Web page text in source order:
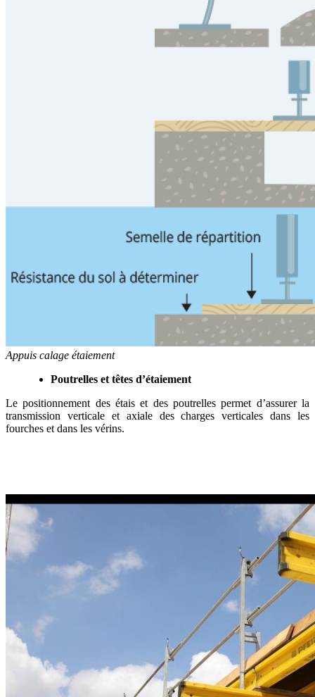
Appuis calage étaiement
Poutrelles et têtes d’étaiement
Le positionnement des étais et des poutrelles permet d’assurer la
transmission verticale et axiale des charges verticales dans les
fourches et dans les vérins.